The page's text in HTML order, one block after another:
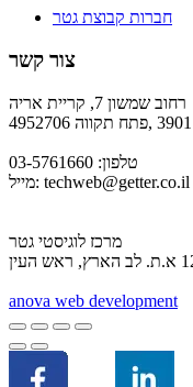
חברות קבוצת גטר
צור קשר
רחוב שמשון 7, קריית אריה
טלפון: 03-5761660
מייל: techweb@getter.co.il
מרכז לוגיסטי גטר
anova web development